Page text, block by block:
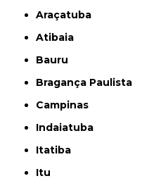
Araçatuba
Atibaia
Bauru
Bragança Paulista
Campinas
Indaiatuba
Itatiba
Itu